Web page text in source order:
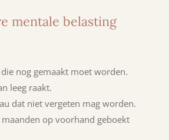
mentale belasting
nog gemaakt moet worden.
leeg raakt.
dat niet vergeten mag worden.
op voorhand geboekt